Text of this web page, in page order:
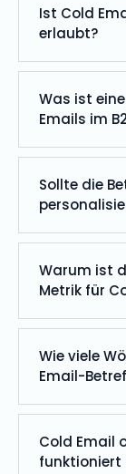
Ist Cold
erlaubt?
Was ist
Emails im
Sollte die
Warum ist
Metrik für
Wie viele
Email-
Cold Email
funktioniert